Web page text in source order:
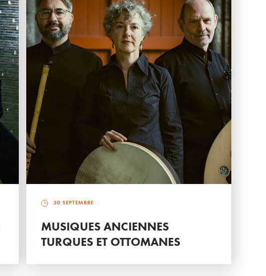
30 SEPTEMBRE
MUSIQUES ANCIENNES
TURQUES ET OTTOMANES